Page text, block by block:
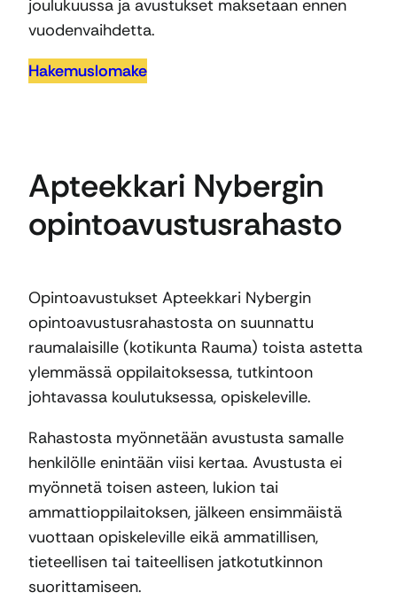
joulukuussa ja avustukset maksetaan ennen
vuodenvaihdetta.
Hakemuslomake
Apteekkari Nybergin
opintoavustusrahasto
Opintoavustukset Apteekkari Nybergin
opintoavustusrahastosta on suunnattu
raumalaisille (kotikunta Rauma) toista astetta
ylemmässä oppilaitoksessa, tutkintoon
johtavassa koulutuksessa, opiskeleville.
Rahastosta myönnetään avustusta samalle
henkilölle enintään viisi kertaa. Avustusta ei
myönnetä toisen asteen, lukion tai
ammattioppilaitoksen, jälkeen ensimmäistä
vuottaan opiskeleville eikä ammatillisen,
tieteellisen tai taiteellisen jatkotutkinnon
suorittamiseen.